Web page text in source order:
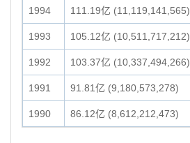
1994 111.19亿 (11,119,141,565)
1993 105.12亿 (10,511,717,212)
1992 103.37亿 (10,337,494,266)
1991 91.81亿 (9,180,573,278)
1990 86.12亿 (8,612,212,473)